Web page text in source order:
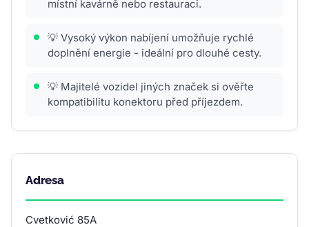
místní kavárně nebo restauraci.
💡 Vysoký výkon nabíjení umožňuje rychlé
doplnění energie - ideální pro dlouhé cesty.
💡 Majitelé vozidel jiných značek si ověřte
kompatibilitu konektoru před příjezdem.
Adresa
Cvetković 85A